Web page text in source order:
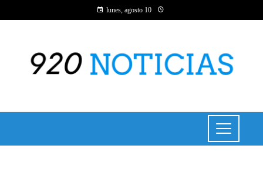
lunes, agosto 10